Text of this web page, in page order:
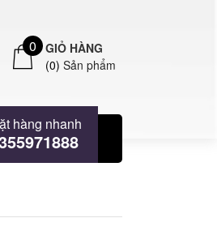
0 GIỎ HÀNG
(0) Sản phẩm
hàng nhanh